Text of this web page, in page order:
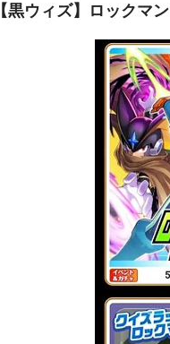
【黒ウィズ】ロックマ